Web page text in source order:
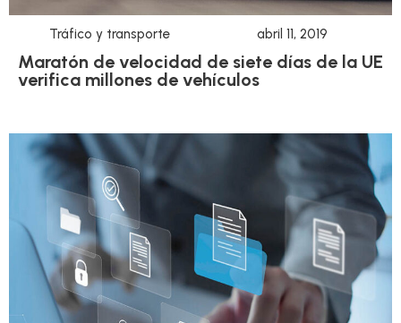
Tráfico y transporte abril 11, 2019
Maratón de velocidad de siete días de la UE
verifica millones de vehículos